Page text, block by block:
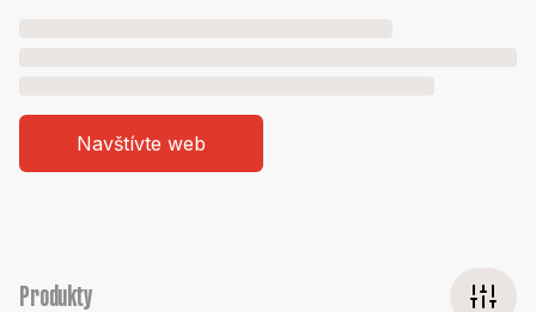
Navštívte web
Produkty